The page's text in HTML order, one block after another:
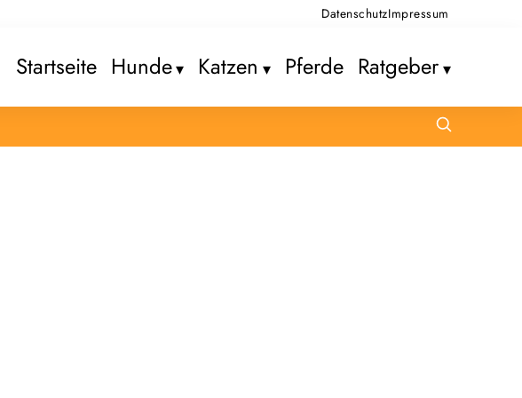
DatenschutzImpressum
Startseite Hunde Katzen Pferde Ratgeber